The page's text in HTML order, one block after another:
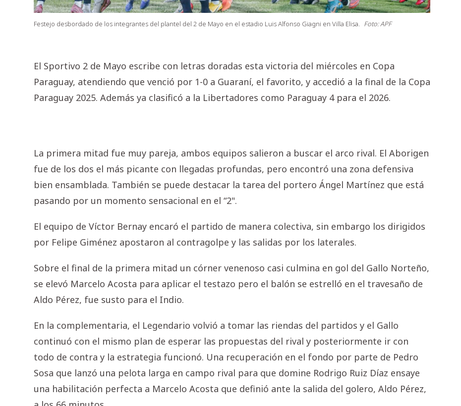
Festejo desbordado de los integrantes del plantel del 2 de Mayo en el estadio Luis Alfonso Giagni en Villa Elisa. Foto: APF
El Sportivo 2 de Mayo escribe con letras doradas esta victoria del miércoles en Copa
Paraguay, atendiendo que venció por 1-0 a Guaraní, el favorito, y accedió a la final de la Copa
Paraguay 2025. Además ya clasificó a la Libertadores como Paraguay 4 para el 2026.
La primera mitad fue muy pareja, ambos equipos salieron a buscar el arco rival. El Aborigen
fue de los dos el más picante con llegadas profundas, pero encontró una zona defensiva
bien ensamblada. También se puede destacar la tarea del portero Ángel Martínez que está
pasando por un momento sensacional en el “2".
El equipo de Víctor Bernay encaró el partido de manera colectiva, sin embargo los dirigidos
por Felipe Giménez apostaron al contragolpe y las salidas por los laterales.
Sobre el final de la primera mitad un córner venenoso casi culmina en gol del Gallo Norteño,
se elevó Marcelo Acosta para aplicar el testazo pero el balón se estrelló en el travesaño de
Aldo Pérez, fue susto para el Indio.
En la complementaria, el Legendario volvió a tomar las riendas del partidos y el Gallo
continuó con el mismo plan de esperar las propuestas del rival y posteriormente ir con
todo de contra y la estrategia funcionó. Una recuperación en el fondo por parte de Pedro
Sosa que lanzó una pelota larga en campo rival para que domine Rodrigo Ruiz Díaz ensaye
una habilitación perfecta a Marcelo Acosta que definió ante la salida del golero, Aldo Pérez,